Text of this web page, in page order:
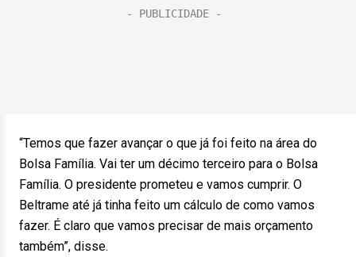
“Temos que fazer avançar o que já foi feito na área do
Bolsa Família. Vai ter um décimo terceiro para o Bolsa
Família. O presidente prometeu e vamos cumprir. O
Beltrame até já tinha feito um cálculo de como vamos
fazer. É claro que vamos precisar de mais orçamento
também”, disse.